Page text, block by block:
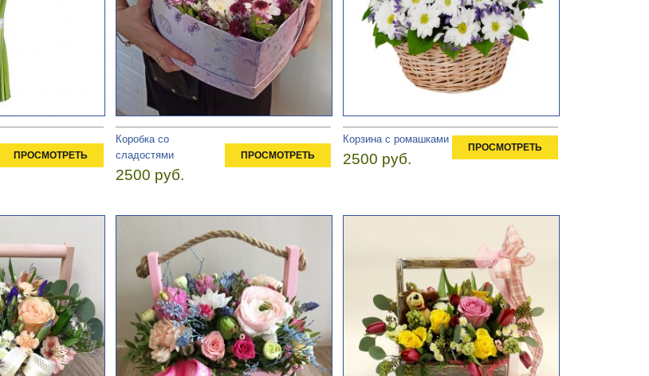
ПРОСМОТРЕТЬ
Коробка со
сладостями
2500 руб.
ПРОСМОТРЕТЬ
Корзина с ромашками
2500 руб.
ПРОСМОТРЕТЬ